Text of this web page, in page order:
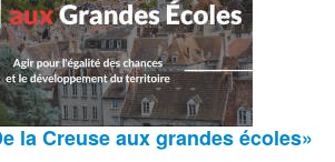
la Creuse aux grandes écoles»